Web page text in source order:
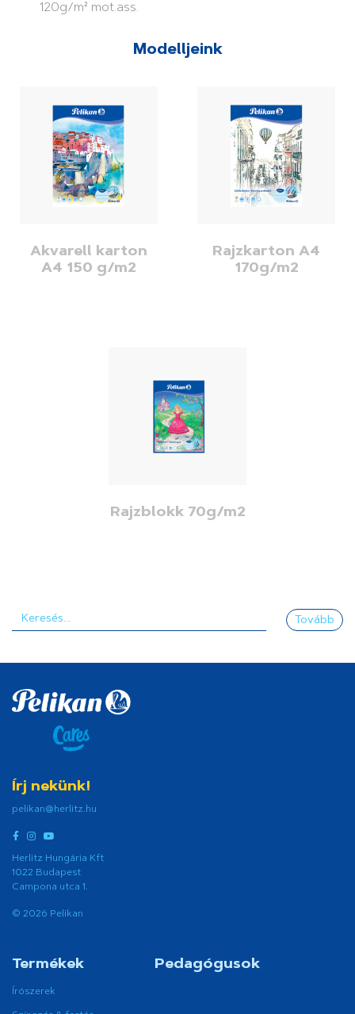
120g/m² mot.ass.
Modelljeink
Akvarell karton
A4 150 g/m2
Rajzkarton A4
170g/m2
Rajzblokk 70g/m2
Tovább
Írj nekünk!
pelikan@herlitz.hu
Herlitz Hungária Kft
1022 Budapest
Campona utca 1.
© 2026 Pelikan
Termékek
Írószerek
Pedagógusok